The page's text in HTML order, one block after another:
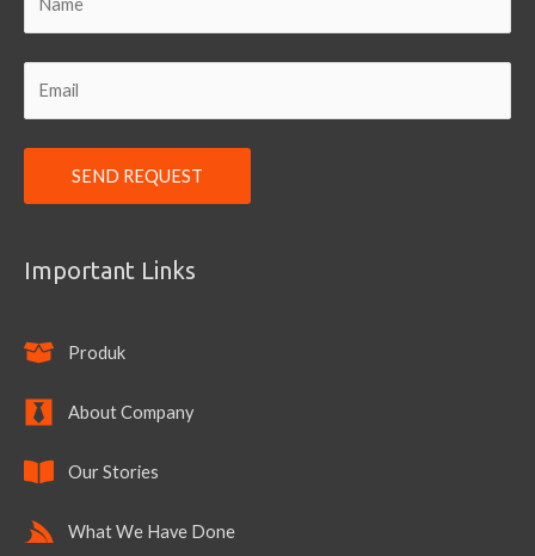
Important Links
Produk
About Company
Our Stories
What We Have Done